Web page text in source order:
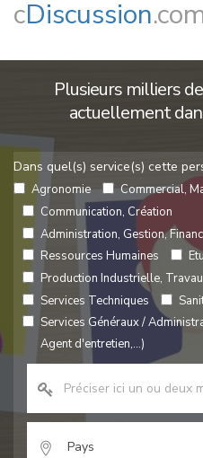
cDiscussion
Plusieurs milliers
actuellement
Dans quel(s) service(s) cette
Agronomie Commercial,
Communication, Création
Administration, Gestion,
Ressources Humaines
Production Industrielle,
Services Techniques
Services Généraux /
Agent d'entretien,...)